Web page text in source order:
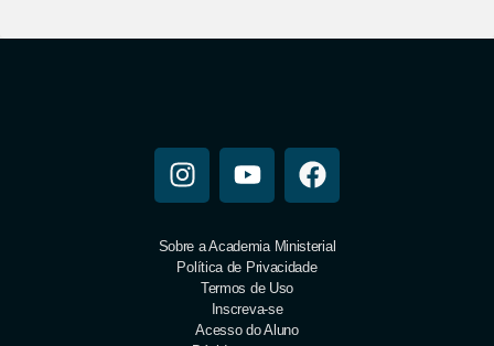
Sobre a Academia Ministerial
Política de Privacidade
Termos de Uso
Inscreva-se
Acesso do Aluno